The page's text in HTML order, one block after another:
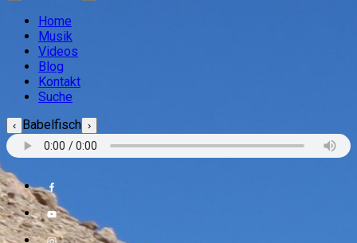
Home
Musik
Videos
Blog
Kontakt
Suche
‹ Babelfisch ›